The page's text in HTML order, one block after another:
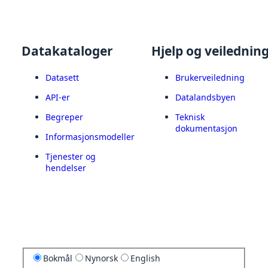
Datakataloger
Datasett
API-er
Begreper
Informasjonsmodeller
Tjenester og
hendelser
Hjelp og
Brukerveiledning
Datalandsbyen
Teknisk
dokumentasjon
Bokmål Nynorsk English